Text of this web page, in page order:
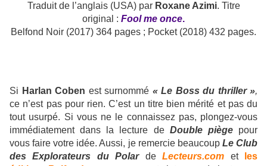
Traduit de l’anglais (USA) par Roxane Azimi. Titre
original : Fool me once.
Belfond Noir (2017) 364 pages ; Pocket (2018) 432 pages.
Si Harlan Coben est surnommé « Le Boss du thriller »,
ce n’est pas pour rien. C’est un titre bien mérité et pas du
tout usurpé. Si vous ne le connaissez pas, plongez-vous
immédiatement dans la lecture de Double piègepour
vous faire votre idée. Aussi, je remercie beaucoup Le Club
des Explorateurs du PolardeLecteurs.com et
les